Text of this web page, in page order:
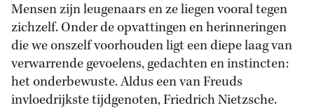
Mensen zijn leugenaars en ze liegen vooral tegen
zichzelf. Onder de opvattingen en herinneringen
die we onszelf voorhouden ligt een diepe laag van
verwarrende gevoelens, gedachten en instincten:
het onderbewuste. Aldus een van Freuds
invloedrijkste tijdgenoten, Friedrich Nietzsche.